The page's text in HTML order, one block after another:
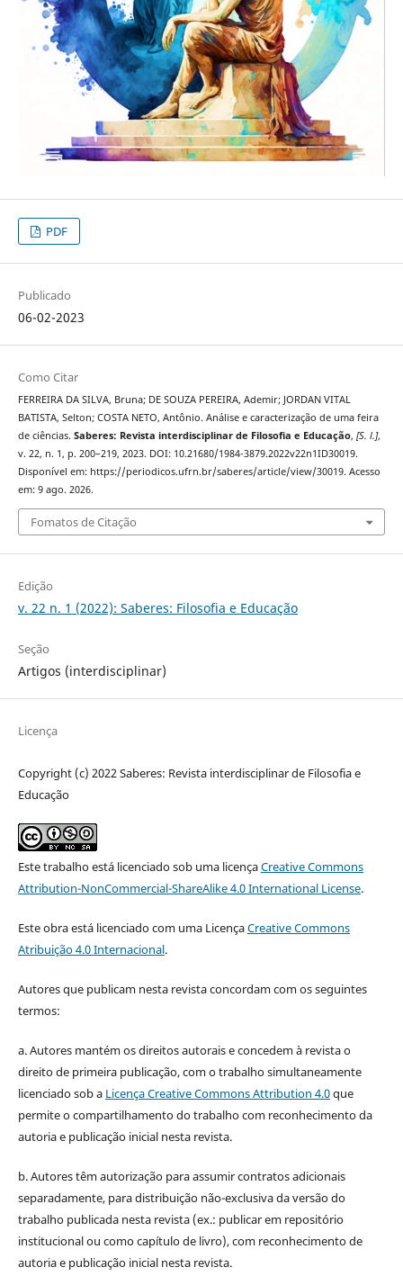
PDF
Publicado
06-02-2023
Como Citar
FERREIRA DA SILVA, Bruna; DE SOUZA PEREIRA, Ademir; JORDAN VITAL
BATISTA, Selton; COSTA NETO, Antônio. Análise e caracterização de uma feira
de ciências. Saberes: Revista interdisciplinar de Filosofia e Educação, [S. l.],
v. 22, n. 1, p. 200–219, 2023. DOI: 10.21680/1984-3879.2022v22n1ID30019.
Disponível em: https://periodicos.ufrn.br/saberes/article/view/30019. Acesso
em: 9 ago. 2026.
Fomatos de Citação
Edição
v. 22 n. 1 (2022): Saberes: Filosofia e Educação
Seção
Artigos (interdisciplinar)
Licença
Copyright (c) 2022 Saberes: Revista interdisciplinar de Filosofia e
Educação
Este trabalho está licenciado sob uma licençaCreative Commons
Attribution-NonCommercial-ShareAlike 4.0 International License.
Este obra está licenciado com uma LicençaCreative Commons
Atribuição 4.0 Internacional.
Autores que publicam nesta revista concordam com os seguintes
termos:
a. Autores mantém os direitos autorais e concedem à revista o
direito de primeira publicação, com o trabalho simultaneamente
licenciado sob a Licença Creative Commons Attribution 4.0que
permite o compartilhamento do trabalho com reconhecimento da
autoria e publicação inicial nesta revista.
b. Autores têm autorização para assumir contratos adicionais
separadamente, para distribuição não-exclusiva da versão do
trabalho publicada nesta revista (ex.: publicar em repositório
institucional ou como capítulo de livro), com reconhecimento de
autoria e publicação inicial nesta revista.